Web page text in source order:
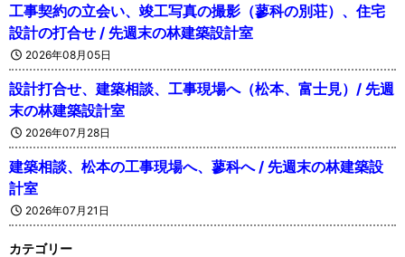
工事契約の立会い、竣工写真の撮影（蓼科の別荘）、住宅
設計の打合せ / 先週末の林建築設計室
2026年08月05日
設計打合せ、建築相談、工事現場へ（松本、富士見）/ 先週
末の林建築設計室
2026年07月28日
建築相談、松本の工事現場へ、蓼科へ / 先週末の林建築設
計室
2026年07月21日
カテゴリー